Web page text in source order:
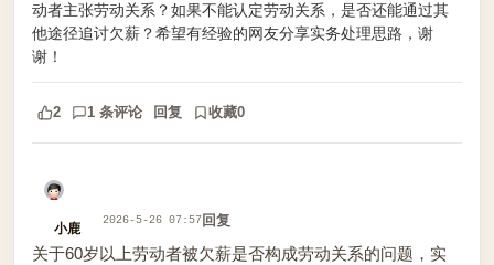
动者主张劳动关系？如果不能认定劳动关系，是否还能通过其
他途径追讨欠薪？希望有经验的网友分享实务处理思路，谢
谢！
2 1 条评论 回复 收藏0
小鹿
2026-5-26 07:57回复
关于60岁以上劳动者被欠薪是否构成劳动关系的问题，实